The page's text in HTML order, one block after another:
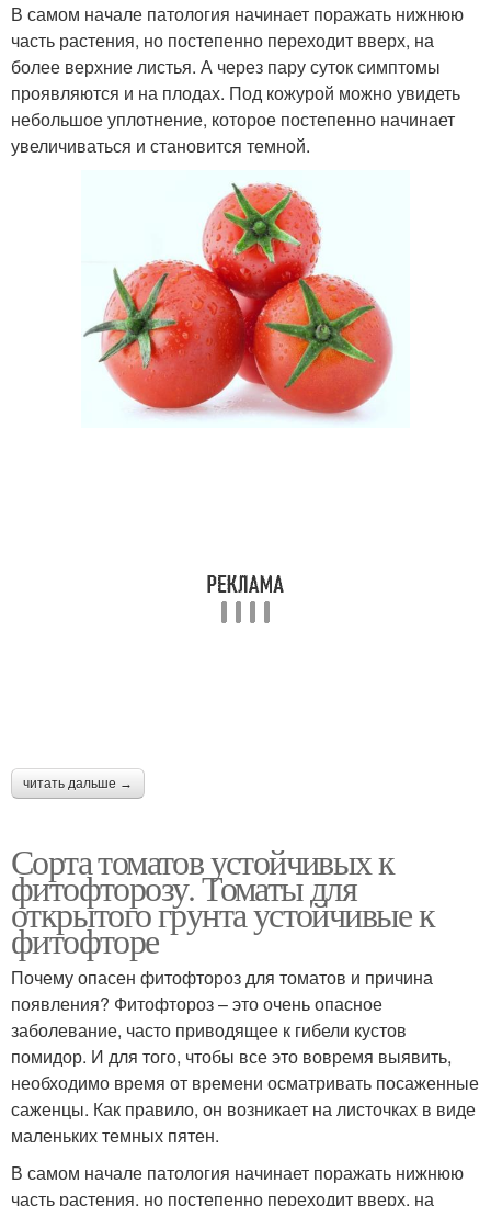
В самом начале патология начинает поражать нижнюю
часть растения, но постепенно переходит вверх, на
более верхние листья. А через пару суток симптомы
проявляются и на плодах. Под кожурой можно увидеть
небольшое уплотнение, которое постепенно начинает
увеличиваться и становится темной.
читать дальше →
Сорта томатов устойчивых к
фитофторозу. Томаты для
открытого грунта устойчивые к
фитофторе
Почему опасен фитофтороз для томатов и причина
появления? Фитофтороз – это очень опасное
заболевание, часто приводящее к гибели кустов
помидор. И для того, чтобы все это вовремя выявить,
необходимо время от времени осматривать посаженные
саженцы. Как правило, он возникает на листочках в виде
маленьких темных пятен.
В самом начале патология начинает поражать нижнюю
часть растения, но постепенно переходит вверх, на